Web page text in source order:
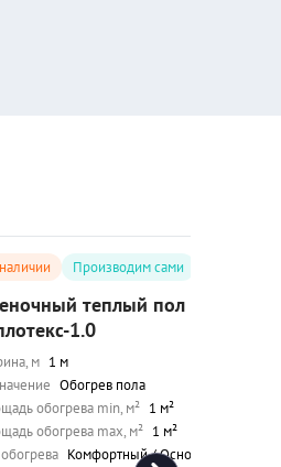
Производим сами
теплый пол
1.0
м 1 м
Обогрев пола
обогрева min, м² 1 м²
обогрева max, м² 1 м²
Комфортный / Основной